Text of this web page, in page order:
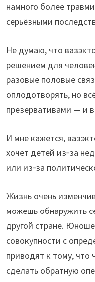
намного более
серьёзными
Не думаю, что
решением для
разовые половые
оплодотворять, но
презервативами — и
И мне кажется,
хочет детей из‑за
или из‑за
Жизнь очень
можешь обнаружить
другой стране.
совокупности с
приводят к тому, что
сделать обратную